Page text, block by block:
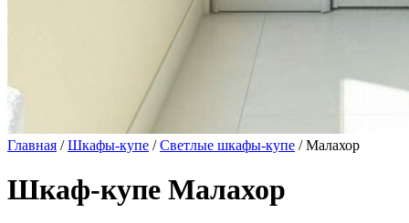
Главная /Шкафы-купе /Светлые шкафы-купе / Малахор
Шкаф-купе Малахор